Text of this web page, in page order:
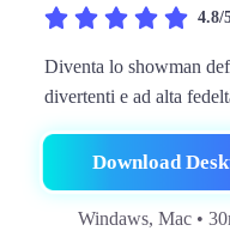
4.8/
Diventa lo showman
divertenti e ad alta
Download
Windaws, Mac •